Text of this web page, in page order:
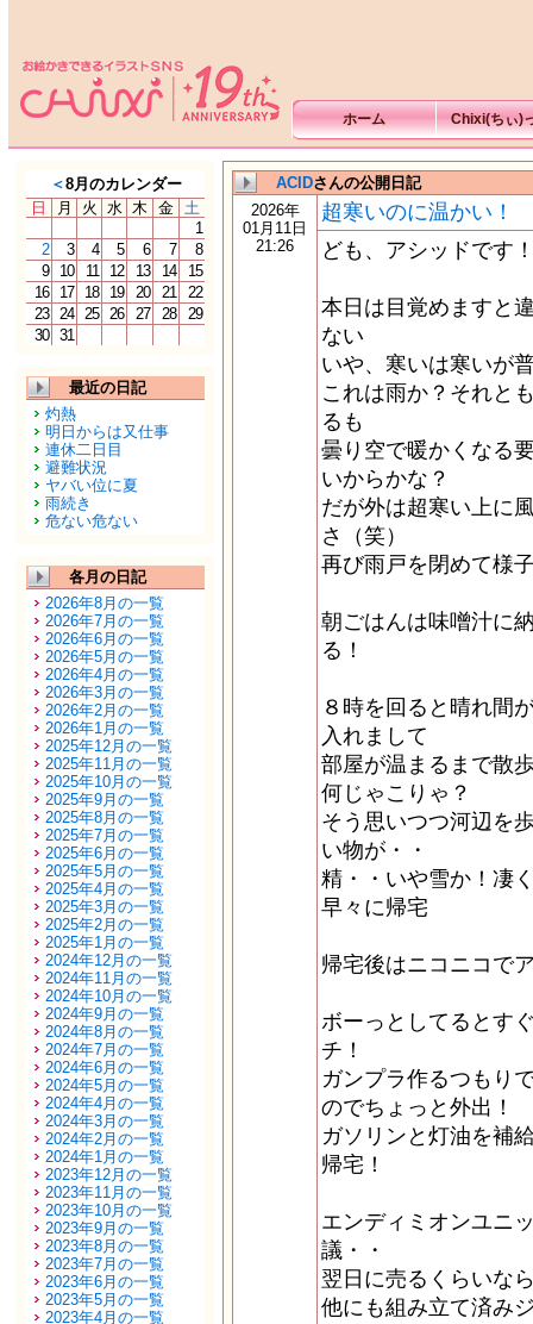
ホーム Chixi(ちぃ)
＜8月のカレンダー
日
月 火 水 木 金 土
1
2
3 4 5 6 7
8
9
10 11 12 13 14
15
16
17 18 19 20 21
22
23 24 25 26 27 28
29
30 31
最近の日記
灼熱
明日からは又仕事
連休二日目
避難状況
ヤバい位に夏
雨続き
危ない危ない
各月の日記
2026年8月の一覧
2026年7月の一覧
2026年6月の一覧
2026年5月の一覧
2026年4月の一覧
2026年3月の一覧
2026年2月の一覧
2026年1月の一覧
2025年12月の一覧
2025年11月の一覧
2025年10月の一覧
2025年9月の一覧
2025年8月の一覧
2025年7月の一覧
2025年6月の一覧
2025年5月の一覧
2025年4月の一覧
2025年3月の一覧
2025年2月の一覧
2025年1月の一覧
2024年12月の一覧
2024年11月の一覧
2024年10月の一覧
2024年9月の一覧
2024年8月の一覧
2024年7月の一覧
2024年6月の一覧
2024年5月の一覧
2024年4月の一覧
2024年3月の一覧
2024年2月の一覧
2024年1月の一覧
2023年12月の一覧
2023年11月の一覧
2023年10月の一覧
2023年9月の一覧
2023年8月の一覧
2023年7月の一覧
2023年6月の一覧
2023年5月の一覧
2023年4月の一覧
ACIDさんの公開日記
2026年
01月11日
21:26
超寒いのに温かい！
ども、アシッドです
本日は目覚めますと
ない
いや、寒いは寒いが
これは雨か？それと
るも
曇り空で暖かくなる
いからかな？
だが外は超寒い上に
さ（笑）
再び雨戸を閉めて様
朝ごはんは味噌汁に
る！
８時を回ると晴れ間
入れまして
部屋が温まるまで散
何じゃこりゃ？
そう思いつつ河辺を
い物が・・
精・・いや雪か！凄
早々に帰宅
帰宅後はニコニコで
ボーっとしてるとす
チ！
ガンプラ作るつもり
のでちょっと外出！
ガソリンと灯油を補
帰宅！
エンディミオンユニ
議・・
翌日に売るくらいな
他にも組み立て済み